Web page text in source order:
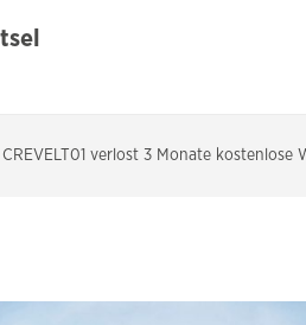
CREVELT01 verlost 3 Monate kostenlose